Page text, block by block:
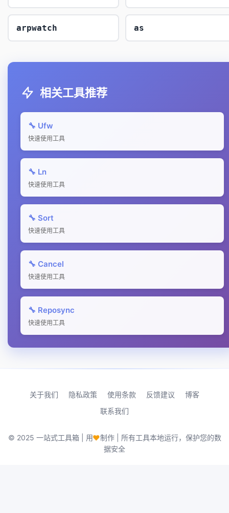
arpwatch as
相关工具推荐
🔧 Ufw
快速使用工具
🔧 Ln
快速使用工具
🔧 Sort
快速使用工具
🔧 Cancel
快速使用工具
🔧 Reposync
快速使用工具
关于我们 隐私政策 使用条款 反馈建议
博客
联系我们
© 2025 一站式工具箱 | 用♥制作 | 所有工具本地运行，保护您的数
据安全